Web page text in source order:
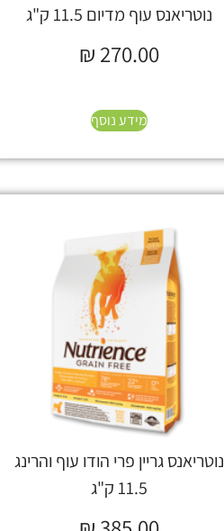
נוטריאנס עוף מדיום 11.5 ק"ג
₪ 270.00
מידע נוסף
נוטריאנס גריין פרי הודו עוף והרינג
11.5 ק"ג